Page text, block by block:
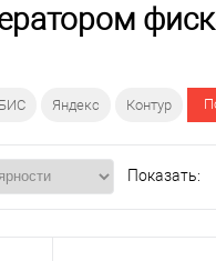
Яндекс Контур
Показать: